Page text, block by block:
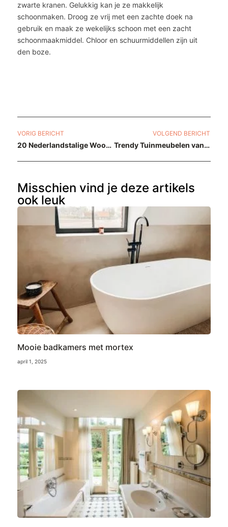
zwarte kranen. Gelukkig kan je ze makkelijk
schoonmaken. Droog ze vrij met een zachte doek na
gebruik en maak ze wekelijks schoon met een zacht
schoonmaakmiddel. Chloor en schuurmiddellen zijn uit
den boze.
VORIG BERICHT
20 Nederlandstalige Woonblogs Die Je Moet Volgen
VOLGEND BERICHT
Trendy Tuinmeubelen van Norm Architects
Misschien vind je deze artikels
ook leuk
Mooie badkamers met mortex
april 1, 2025